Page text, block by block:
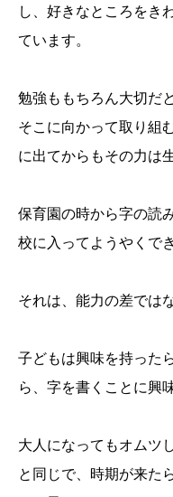
し、好きなところをき
ています。
勉強ももちろん大切だ
そこに向かって取り組
に出てからもその力は
保育園の時から字の読
校に入ってようやくで
それは、能力の差では
子どもは興味を持った
ら、字を書くことに興
大人になってもオムツ
と同じで、時期が来た